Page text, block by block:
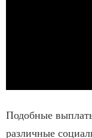
Подобные
различные